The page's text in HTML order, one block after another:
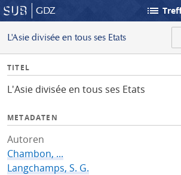
GDZ list
L'Asie divisée en tous ses Etats
I
f
TITEL
L'Asie divisée en tous ses Etats
METADATEN
Autoren
Chambon, ...
Langchamps, S. G.